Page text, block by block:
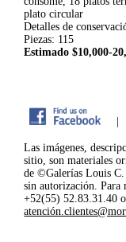
plato circular
Detalles de
Piezas: 115
Estimado $10,000-
Las imágenes,
sitio, son materiales
de ©Galerías Louis C.
sin autorización.
+52(55) 52.83.31.40